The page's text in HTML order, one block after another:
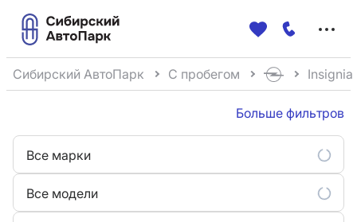
Сибирский АвтоПарк С пробегом Insignia
Больше фильтров
Все марки
Все модели